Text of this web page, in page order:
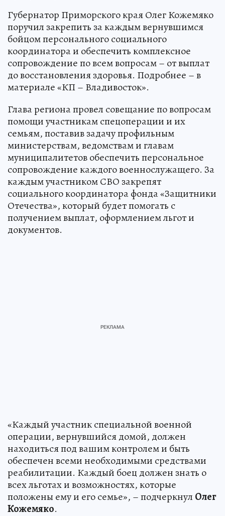
Губернатор Приморского края Олег Кожемяко
поручил закрепить за каждым вернувшимся
бойцом персонального социального
координатора и обеспечить комплексное
сопровождение по всем вопросам – от выплат
до восстановления здоровья. Подробнее – в
материале «КП – Владивосток».
Глава региона провел совещание по вопросам
помощи участникам спецоперации и их
семьям, поставив задачу профильным
министерствам, ведомствам и главам
муниципалитетов обеспечить персональное
сопровождение каждого военнослужащего. За
каждым участником СВО закрепят
социального координатора фонда «Защитники
Отечества», который будет помогать с
получением выплат, оформлением льгот и
документов.
«Каждый участник специальной военной
операции, вернувшийся домой, должен
находиться под вашим контролем и быть
обеспечен всеми необходимыми средствами
реабилитации. Каждый боец должен знать о
всех льготах и возможностях, которые
положены ему и его семье», – подчеркнул Олег
Кожемяко.